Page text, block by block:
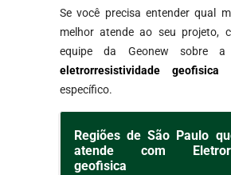
Se você precisa entender qual
melhor atende ao seu projeto,
equipe da Geonew sobre a
eletrorresistividade geofisica
específico.
Regiões de São Paulo
atende com
geofisica